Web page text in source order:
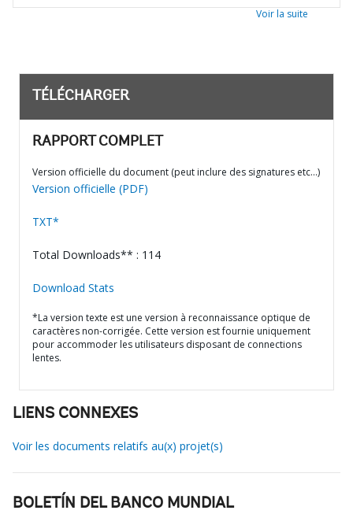
Voir la suite
TÉLÉCHARGER
RAPPORT COMPLET
Version officielle du document (peut inclure des signatures etc…)
Version officielle (PDF)
TXT*
Total Downloads** : 114
Download Stats
*La version texte est une version à reconnaissance optique de
caractères non-corrigée. Cette version est fournie uniquement
pour accommoder les utilisateurs disposant de connections
lentes.
LIENS CONNEXES
Voir les documents relatifs au(x) projet(s)
BOLETÍN DEL BANCO MUNDIAL